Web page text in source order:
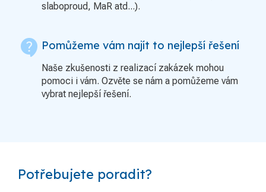
slaboproud, MaR atd...).
contact_support Pomůžeme vám najít to nejlepší řešení
Naše zkušenosti z realizací zakázek mohou
pomoci i vám. Ozvěte se nám a pomůžeme vám
vybrat nejlepší řešení.
Potřebujete poradit?